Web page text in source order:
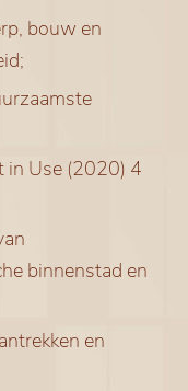
bouw en
in Use (2020) 4
binnenstad en
en